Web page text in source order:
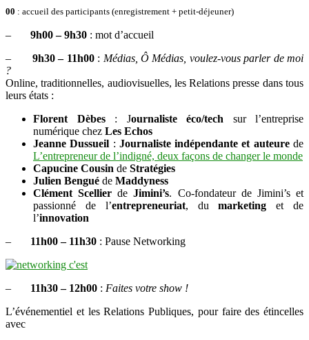
00 : accueil des participants (enregistrement + petit-déjeuner)
– 9h00 – 9h30 : mot d’accueil
– 9h30 – 11h00: Médias, Ô Médias, voulez-vous parler de moi
?
Online, traditionnelles, audiovisuelles, les Relations presse dans tous
leurs états :
Florent Dèbes: Journaliste éco/tech sur l’entreprise
numérique chez Les Echos
Jeanne Dussueil : Journaliste indépendante et auteurede
L’entrepreneur de l’indigné, deux façons de changer le monde
Capucine Cousin de Stratégies
Julien Bengué de Maddyness
Clément Scellier deJimini’s. Co-fondateur de Jimini’s et
passionné de l’entrepreneuriat, dumarketing et de
l’innovation
– 11h00 – 11h30 : Pause Networking
– 11h30 – 12h00 : Faites votre show !
L’événementiel et les Relations Publiques, pour faire des étincelles
avec